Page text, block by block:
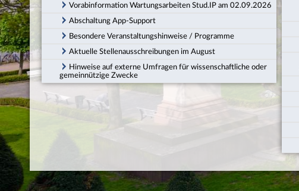
Vorabinformation Wartungsarbeiten Stud.IP am 02.09.2026
Abschaltung App-Support
Besondere Veranstaltungshinweise / Programme
Aktuelle Stellenausschreibungen im August
Hinweise auf externe Umfragen für wissenschaftliche oder
gemeinnützige Zwecke